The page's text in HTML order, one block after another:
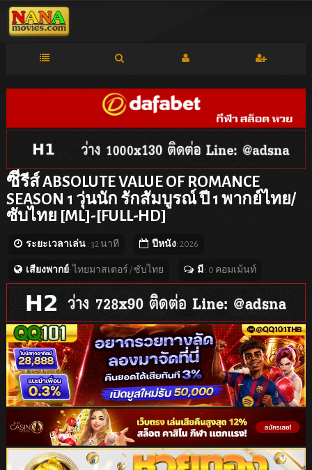
ซีรีส์ ABSOLUTE VALUE OF ROMANCE
SEASON 1 วุ่นนัก รักสัมบูรณ์ ปี 1 พากย์ไทย/
ซับไทย [ML]-[FULL-HD]
ระยะเวลาเล่น: 32 นาที ปีหนัง: 2026
เสียงพากย์: ไทยมาสเตอร์ / ซับไทย มี : 0 คอมเม้นท์